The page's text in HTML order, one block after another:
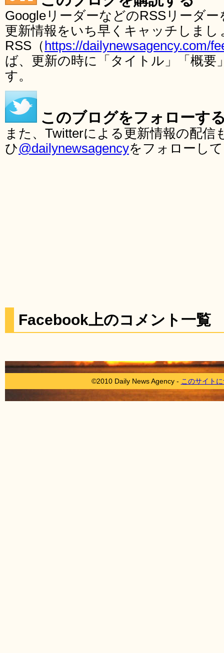
GoogleリーダーなどのRSSリーダ
更新情報をいち早くキャッチしま
RSS（ https://dailynewsagency.com/
ば、更新の時に「タイトル」「概要
す。
このブログをフォローす
また、Twitterによる更新情報の配
ひ@dailynewsagencyをフォローし
Facebook上のコメント一覧
©2010 Daily News Agency - このサイト